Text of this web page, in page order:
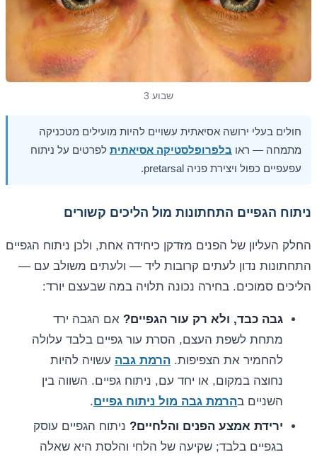
שבוע 3
חולים בעלי ירושה אסיאתית עשויים להיות מועילים מטכניקה
מתמחה — ראו בלפרופלסטיקה אסיאתית לפרטים על ניתוח
עפעפיים כפול ויצירת פניה pretarsal.
ניתוח הגפיים התחתונות מול הליכים קשורים
החלק העליון של הפנים מזדקן כיחידה אחת, ולכן ניתוח הגפיים
התחתונות נדון לעתים קרובות ליד — ולעתים משולב עם —
הליכים סמוכים. בחירה נכונה תלויה במה שבעצם יורד:
גבה כבד, ולא רק עור הגפיים? אם הגבה ירד
מתחת לשפת העצם, הסרת עור גפיים בלבד עלולה
להחמיר את הצפיפות. הרמת גבה עשויה להיות
נחוצה במקום, או יחד עם, ניתוח גפיים. השווה בין
השניים בהרמת גבה מול ניתוח גפיים.
ירידת אמצע הפנים והלחיים? ניתוח הגפיים עוסק
בגפיים בלבד; שקיעה של הלחי והלסת היא שאלה